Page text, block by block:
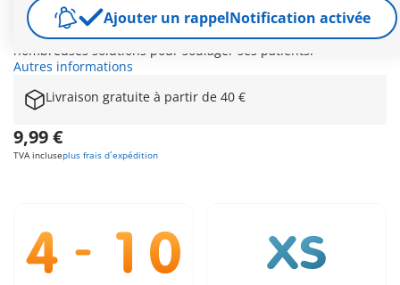
douleurs dans le bas du dos, rien de tel que des remèdes
naturels ! Entourée des animaux de la forêt, elle trouve de
nombreuses solutions pour soulager ses patients.
Autres informations
Livraison gratuite à partir de 40 €
9,99 €
TVA incluseplus frais d´expédition
Ajouter un rappelNotification activée